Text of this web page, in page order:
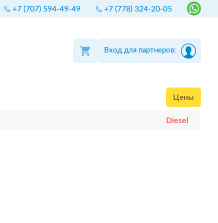
+7 (707) 594-49-49 +7 (778) 324-20-05
Вход для партнеров:
Цены
Diesel